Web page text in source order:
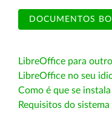
DOCUMENTOS
LibreOffice para
LibreOffice no seu
Como é que se
Requisitos do sistema